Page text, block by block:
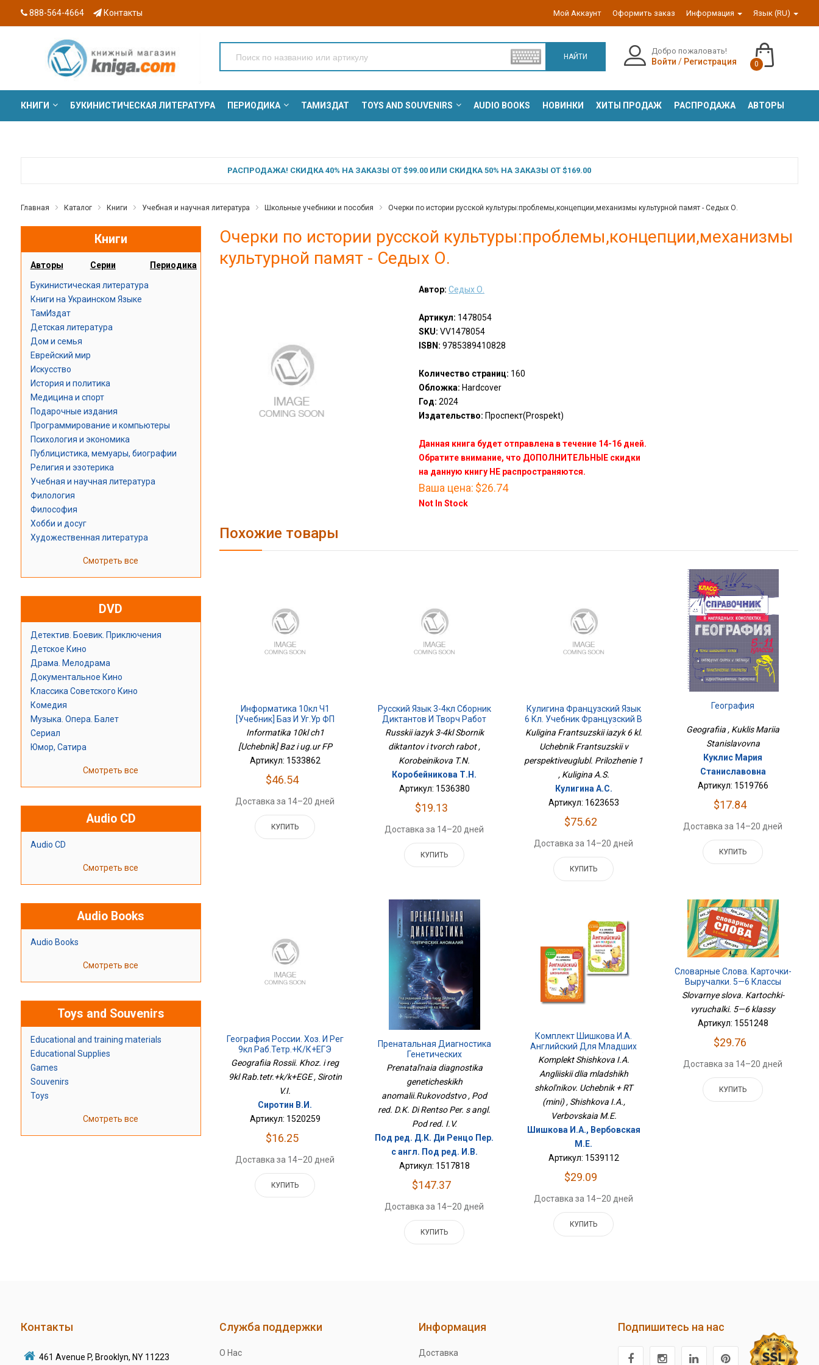
888-564-4664 Контакты Мой Аккаунт Оформить заказ Информация Язык (RU)
НАЙТИ
Добро пожаловать!
Войти / Регистрация 0
КНИГИ БУКИНИСТИЧЕСКАЯ ЛИТЕРАТУРА ПЕРИОДИКА ТАМИЗДАТ TOYS AND SOUVENIRS AUDIO BOOKS НОВИНКИ ХИТЫ ПРОДАЖ РАСПРОДАЖА АВТОРЫ
РАСПРОДАЖА! СКИДКА 40% НА ЗАКАЗЫ ОТ $99.00 ИЛИ СКИДКА 50% НА ЗАКАЗЫ ОТ $169.00
Главная Каталог Книги Учебная и научная литература Школьные учебники и пособия Очерки по истории русской культуры:проблемы,концепции,механизмы культурной памят - Седых О.
Книги
Авторы Серии Периодика
Букинистическая литература
Книги на Украинском Языке
ТамИздат
Детская литература
Дом и семья
Еврейский мир
Искусство
История и политика
Медицина и спорт
Подарочные издания
Программирование и компьютеры
Психология и экономика
Публицистика, мемуары, биографии
Религия и эзотерика
Учебная и научная литература
Филология
Философия
Хобби и досуг
Художественная литература
Смотреть все
DVD
Детектив. Боевик. Приключения
Детское Кино
Драма. Мелодрама
Документальное Кино
Классика Советского Кино
Комедия
Музыка. Опера. Балет
Сериал
Юмор, Сатира
Смотреть все
Audio CD
Audio CD
Смотреть все
Audio Books
Audio Books
Смотреть все
Toys and Souvenirs
Educational and training materials
Educational Supplies
Games
Souvenirs
Toys
Смотреть все
Очерки по истории русской культуры:проблемы,концепции,механизмы
культурной памят - Седых О.
Автор: Седых О.
Артикул: 1478054
SKU: VV1478054
ISBN: 9785389410828
Количество страниц: 160
Обложка: Hardcover
Год: 2024
Издательство: Проспект(Prospekt)
Данная книга будет отправлена в течение 14-16 дней.
Обратите внимание, что ДОПОЛНИТЕЛЬНЫЕ скидки
на данную книгу НЕ распространяются.
Ваша цена: $26.74
Not In Stock
Похожие товары
Информатика 10кл Ч1
[Учебник] Баз И Уг.ур ФП
Informatika 10kl ch1
[Uchebnik] Baz i ug.ur FP
Артикул: 1533862
$46.54
Доставка за 14–20 дней
КУПИТЬ
Русский Язык 3-4кл Сборник
Диктантов И Творч Работ
Russkii iazyk 3-4kl Sbornik
diktantov i tvorch rabot ,
Korobeinikova T.N.
Коробейникова Т.Н.
Артикул: 1536380
$19.13
Доставка за 14–20 дней
КУПИТЬ
Кулигина Французский Язык
6 Кл. Учебник Французский В
Перспективеуглубл.
Kuligina Frantsuzskii iazyk 6 kl.
Uchebnik Frantsuzskii v
perspektiveuglubl. Prilozhenie 1
, Kuligina A.S.
Кулигина А.С.
Артикул: 1623653
$75.62
Доставка за 14–20 дней
КУПИТЬ
География
Geografiia , Kuklis Mariia
Stanislavovna
Куклис Мария
Станиславовна
Артикул: 1519766
$17.84
Доставка за 14–20 дней
КУПИТЬ
География России. Хоз. И Рег
9кл Раб.тетр.+к/к+ЕГЭ
Geografiia Rossii. Khoz. i reg
9kl Rab.tetr.+k/k+EGE , Sirotin
V.I.
Сиротин В.И.
Артикул: 1520259
$16.25
Доставка за 14–20 дней
КУПИТЬ
Пренатальная Диагностика
Генетических
Аномалий.Руководство
Prenatal'naia diagnostika
geneticheskikh
anomalii.Rukovodstvo , Pod
red. D.K. Di Rentso Per. s angl.
Pod red. I.V.
Под ред. Д.К. Ди Ренцо Пер.
с англ. Под ред. И.В.
Артикул: 1517818
$147.37
Доставка за 14–20 дней
КУПИТЬ
Комплект Шишкова И.А.
Английский Для Младших
Школьников. Учебник + РТ
Komplekt Shishkova I.A.
Angliiskii dlia mladshikh
shkol'nikov. Uchebnik + RT
(mini) , Shishkova I.A.,
Verbovskaia M.E.
Шишкова И.А., Вербовская
М.Е.
Артикул: 1539112
$29.09
Доставка за 14–20 дней
КУПИТЬ
Словарные Слова. Карточки-
Выручалки. 5—6 Классы
Slovarnye slova. Kartochki-
vyruchalki. 5—6 klassy
Артикул: 1551248
$29.76
Доставка за 14–20 дней
КУПИТЬ
Контакты
461 Avenue P, Brooklyn, NY 11223
Служба поддержки
О Нас
Информация
Доставка
Подпишитесь на нас